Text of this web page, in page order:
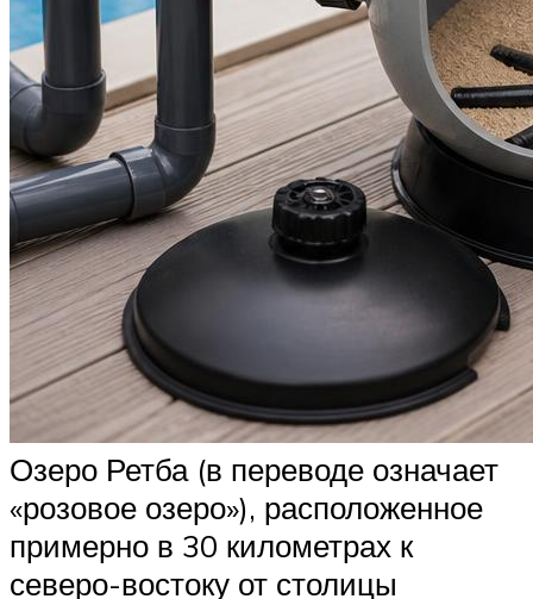
Озеро Ретба (в переводе означает
«розовое озеро»), расположенное
примерно в 30 километрах к
северо-востоку от столицы